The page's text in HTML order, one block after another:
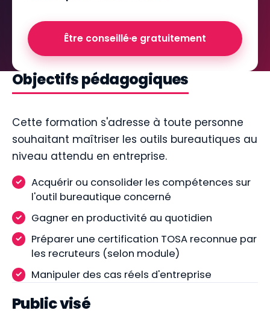
Être conseillé·e gratuitement
Objectifs pédagogiques
Cette formation s'adresse à toute personne
souhaitant maîtriser les outils bureautiques au
niveau attendu en entreprise.
Acquérir ou consolider les compétences sur
l'outil bureautique concerné
Gagner en productivité au quotidien
Préparer une certification TOSA reconnue par
les recruteurs (selon module)
Manipuler des cas réels d'entreprise
Public visé